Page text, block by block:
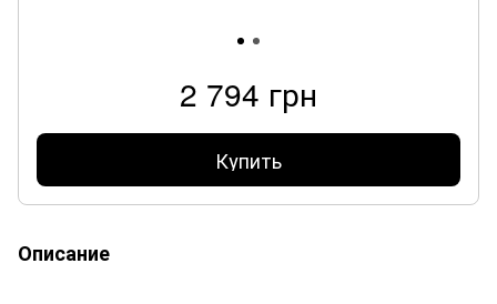
2 794 грн
Купить
Описание